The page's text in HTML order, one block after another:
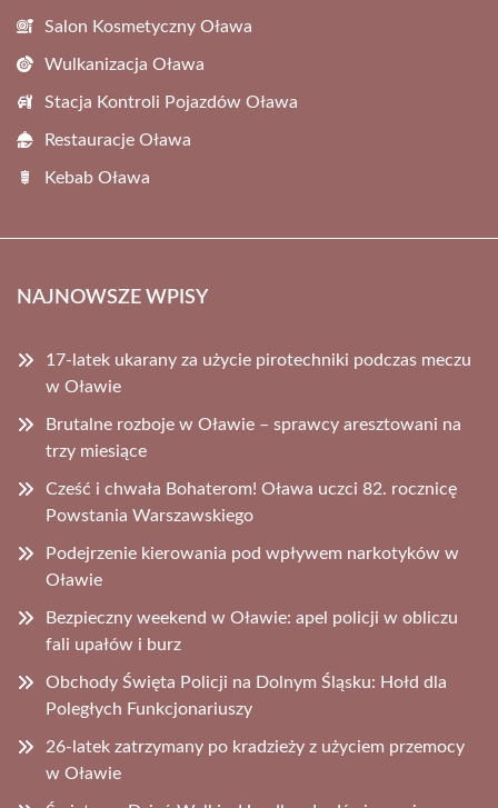
Salon Kosmetyczny Oława
Wulkanizacja Oława
Stacja Kontroli Pojazdów Oława
Restauracje Oława
Kebab Oława
NAJNOWSZE WPISY
17-latek ukarany za użycie pirotechniki podczas meczu
w Oławie
Brutalne rozboje w Oławie – sprawcy aresztowani na
trzy miesiące
Cześć i chwała Bohaterom! Oława uczci 82. rocznicę
Powstania Warszawskiego
Podejrzenie kierowania pod wpływem narkotyków w
Oławie
Bezpieczny weekend w Oławie: apel policji w obliczu
fali upałów i burz
Obchody Święta Policji na Dolnym Śląsku: Hołd dla
Poległych Funkcjonariuszy
26-latek zatrzymany po kradzieży z użyciem przemocy
w Oławie